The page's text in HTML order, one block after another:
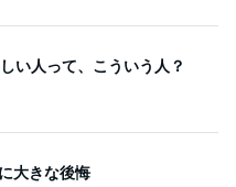
い人って、こういう人？
大きな後悔